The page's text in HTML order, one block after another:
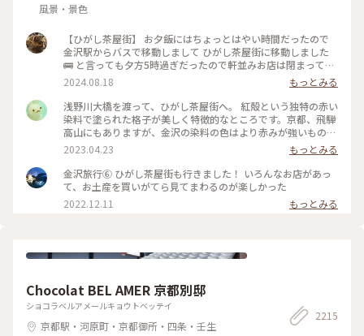
風景・景色
【ひがし茶屋街】 お夕飯にはちょっとはやい時間だったので
金沢駅からバスで移動しまして ひがし茶屋街に移動しました
🚌 と言っても夕方5時過ぎだったので軒並みお店は閉まってる
ー😱 お目当てだったカフェも金箔ソフトも油取り紙も買えな
いのー⁈😭な様子でしたが 食べ歩きやお買い物ができない代わ
りに 夕方になりだいぶ涼しくなった古い街並みを 観光客少な
めで堪能できたのでそれはそれでヨシです👍 賑やかなひがし
茶屋街はまた今度のお楽しみに取っておくとして 昔の風情を
堪能しつつ夕涼みのお散歩になりました🚶🚶‍♀️ （2024.8.11） #
古い街並み #ひがし茶屋街 #ひゃくまんさん #夕涼み #お散歩 #
北陸応援旅 #ドライブ旅 #金沢 #ことりっぷ金沢 #クラシカル
な街 #ことりっぷ旅2024
2024.08.18
もっとみる
浅野川大橋を渡って、ひがし茶屋街へ。 紅殻という独特の赤い
染料で塗られた格子が美しく特徴的なところです。京都、飛騨
高山にもありますが、金沢の染料の色はより赤みが強いものだ
そう。 茶屋街以外でも、市内のあちこちでこの木虫籠(きむす
こ)と呼ばれる、むしかごのような細い格子を見かけました。
風情があり素敵です。 東料亭組合の前を通ると、芸妓さんの三
味線のお稽古の音が聞こえてきました。 石畳の上をのんびり
金沢 #私のことりっぷ旅 #レトロな街
2023.04.23
もっとみる
金沢旅行⑥ ひがし茶屋街も行きました！ いろんなお店があっ
て、お土産を買いがてら見てまわるのが楽しかった
2022.12.11
もっとみる
Chocolat BEL AMER 京都別邸
ショコラベルアメールキョウトベッテイ
京都駅・河原町・京都御所・四条・壬生
2215